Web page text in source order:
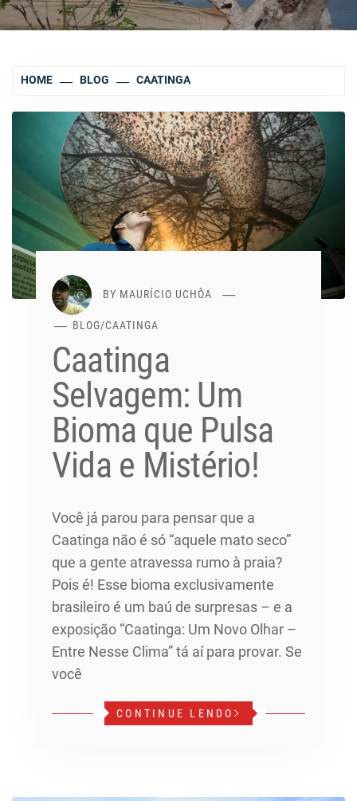
HOME BLOG CAATINGA
BY MAURÍCIO UCHÔA
BLOG/CAATINGA
Caatinga
Selvagem: Um
Bioma que Pulsa
Vida e Mistério!
Você já parou para pensar que a
Caatinga não é só “aquele mato seco”
que a gente atravessa rumo à praia?
Pois é! Esse bioma exclusivamente
brasileiro é um baú de surpresas – e a
exposição “Caatinga: Um Novo Olhar –
Entre Nesse Clima” tá aí para provar. Se
você
CONTINUE LENDO